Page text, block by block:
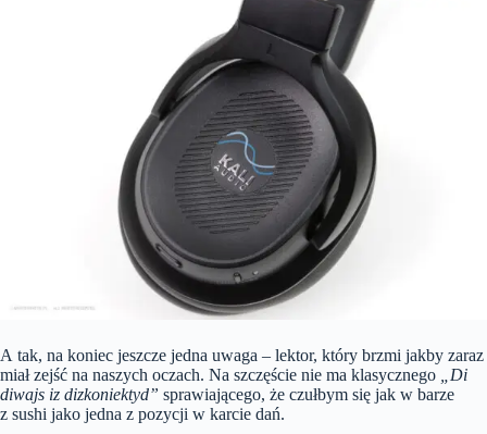
A tak, na koniec jeszcze jedna uwaga – lektor, który brzmi jakby zaraz
miał zejść na naszych oczach. Na szczęście nie ma klasycznego
„Di
diwajs iz dizkoniektyd” sprawiającego, że czułbym się jak w barze
z sushi jako jedna z pozycji w karcie dań.